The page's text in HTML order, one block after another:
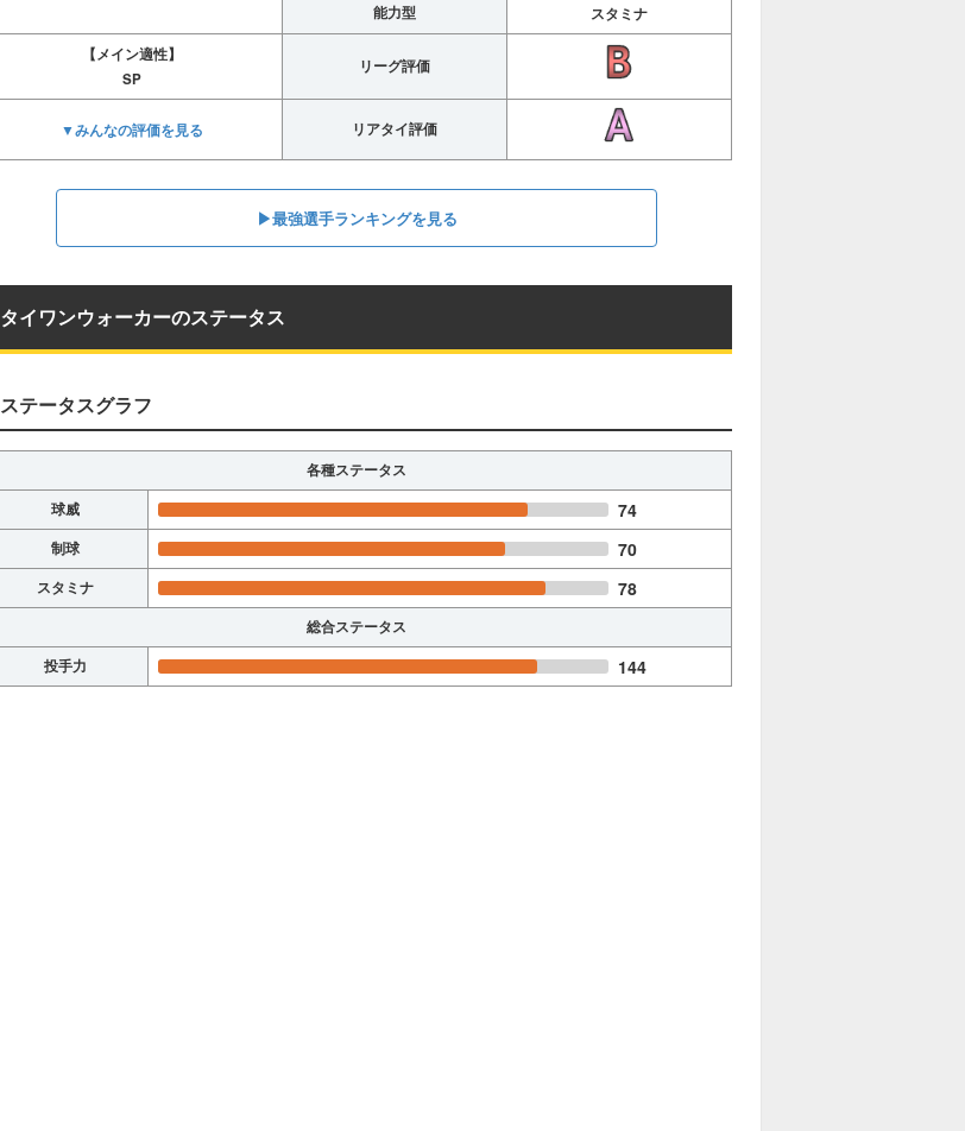
能力型
スタミナ
【メイン適性】
SP
リーグ評価
▼みんなの評価を見る リアタイ評価
▶︎最強選手ランキングを見る
タイワンウォーカーのステータス
ステータスグラフ
各種ステータス
球威
74
制球 70
スタミナ 78
総合ステータス
投手力
144